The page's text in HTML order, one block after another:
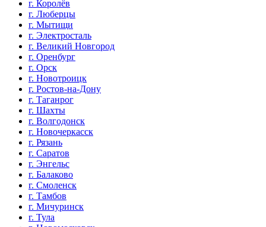
г. Королёв
г. Люберцы
г. Мытищи
г. Электросталь
г. Великий Новгород
г. Оренбург
г. Орск
г. Новотроицк
г. Ростов-на-Дону
г. Таганрог
г. Шахты
г. Волгодонск
г. Новочеркасск
г. Рязань
г. Саратов
г. Энгельс
г. Балаково
г. Смоленск
г. Тамбов
г. Мичуринск
г. Тула